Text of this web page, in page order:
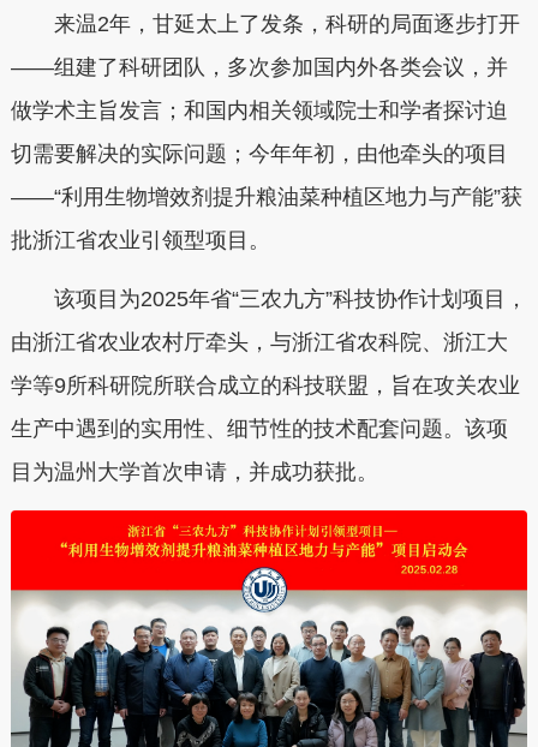
来温2年，甘延太上了发条，科研的局面逐步打开
——组建了科研团队，多次参加国内外各类会议，并
做学术主旨发言；和国内相关领域院士和学者探讨迫
切需要解决的实际问题；今年年初，由他牵头的项目
——“利用生物增效剂提升粮油菜种植区地力与产能”获
批浙江省农业引领型项目。
该项目为2025年省“三农九方”科技协作计划项目，
由浙江省农业农村厅牵头，与浙江省农科院、浙江大
学等9所科研院所联合成立的科技联盟，旨在攻关农业
生产中遇到的实用性、细节性的技术配套问题。该项
目为温州大学首次申请，并成功获批。